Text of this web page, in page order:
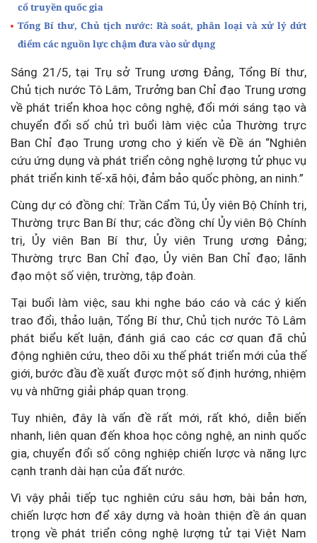
cổ truyền quốc gia
Tổng Bí thư, Chủ tịch nước: Rà soát, phân loại và xử lý dứt
điểm các nguồn lực chậm đưa vào sử dụng
Sáng 21/5, tại Trụ sở Trung ương Đảng, Tổng Bí thư,
Chủ tịch nước Tô Lâm, Trưởng ban Chỉ đạo Trung ương
về phát triển khoa học công nghệ, đổi mới sáng tạo và
chuyển đổi số chủ trì buổi làm việc của Thường trực
Ban Chỉ đạo Trung ương cho ý kiến về Đề án “Nghiên
cứu ứng dụng và phát triển công nghệ lượng tử phục vụ
phát triển kinh tế-xã hội, đảm bảo quốc phòng, an ninh.”
Cùng dự có đồng chí: Trần Cẩm Tú, Ủy viên Bộ Chính trị,
Thường trực Ban Bí thư; các đồng chí Ủy viên Bộ Chính
trị, Ủy viên Ban Bí thư, Ủy viên Trung ương Đảng;
Thường trực Ban Chỉ đạo, Ủy viên Ban Chỉ đạo; lãnh
đạo một số viện, trường, tập đoàn.
Tại buổi làm việc, sau khi nghe báo cáo và các ý kiến
trao đổi, thảo luận, Tổng Bí thư, Chủ tịch nước Tô Lâm
phát biểu kết luận, đánh giá cao các cơ quan đã chủ
động nghiên cứu, theo dõi xu thế phát triển mới của thế
giới, bước đầu đề xuất được một số định hướng, nhiệm
vụ và những giải pháp quan trọng.
Tuy nhiên, đây là vấn đề rất mới, rất khó, diễn biến
nhanh, liên quan đến khoa học công nghệ, an ninh quốc
gia, chuyển đổi số công nghiệp chiến lược và năng lực
cạnh tranh dài hạn của đất nước.
Vì vậy phải tiếp tục nghiên cứu sâu hơn, bài bản hơn,
chiến lược hơn để xây dựng và hoàn thiện đề án quan
trọng về phát triển công nghệ lượng tử tại Việt Nam